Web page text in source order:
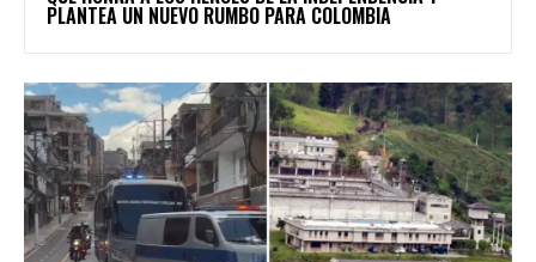
PLANTEA UN NUEVO RUMBO PARA COLOMBIA